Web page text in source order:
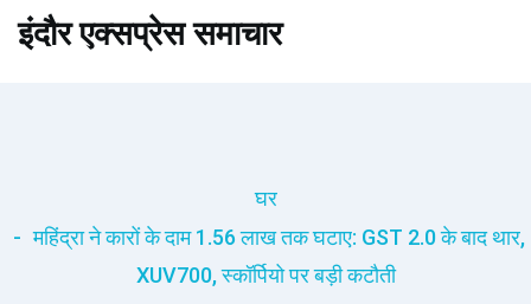
इंदौर एक्सप्रेस समाचार
घर
महिंद्रा ने कारों के दाम 1.56 लाख तक घटाए: GST 2.0 के बाद थार,
XUV700, स्कॉर्पियो पर बड़ी कटौती